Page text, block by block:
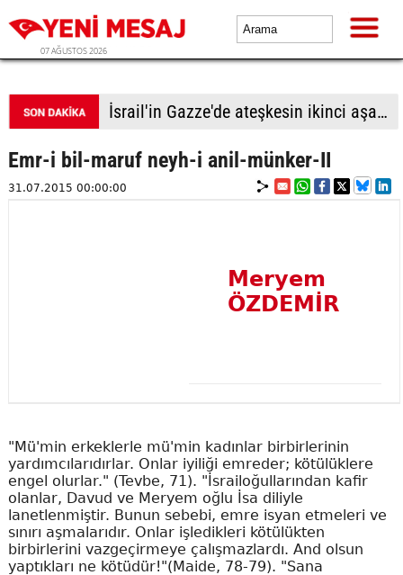
07 AĞUSTOS 2026
İsrail'in Gazze'de ateşkesin ikinci aşamasının uygulanmasına ilişkin yeni yol haritasını reddettiği bildirildi
Emr-i bil-maruf neyh-i anil-münker-II
31.07.2015 00:00:00
Meryem
ÖZDEMİR
"Mü'min erkeklerle mü'min kadınlar birbirlerinin
yardımcılarıdırlar. Onlar iyiliği emreder; kötülüklere
engel olurlar." (Tevbe, 71). "İsrailoğullarından kafir
olanlar, Davud ve Meryem oğlu İsa diliyle
lanetlenmiştir. Bunun sebebi, emre isyan etmeleri ve
sınırı aşmalarıdır. Onlar işledikleri kötülükten
birbirlerini vazgeçirmeye çalışmazlardı. And olsun
yaptıkları ne kötüdür!"(Maide, 78-79). "Sana